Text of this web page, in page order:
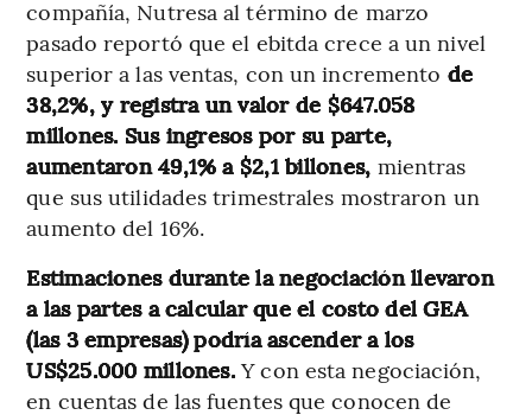
compañía, Nutresa al término de marzo
pasado reportó que el ebitda crece a un nivel
superior a las ventas, con un incremento de
38,2%, y registra un valor de $647.058
millones. Sus ingresos por su parte,
aumentaron 49,1% a $2,1 billones, mientras
que sus utilidades trimestrales mostraron un
aumento del 16%.
Estimaciones durante la negociación llevaron
a las partes a calcular que el costo del GEA
(las 3 empresas) podría ascender a los
US$25.000 millones.Y con esta negociación,
en cuentas de las fuentes que conocen de